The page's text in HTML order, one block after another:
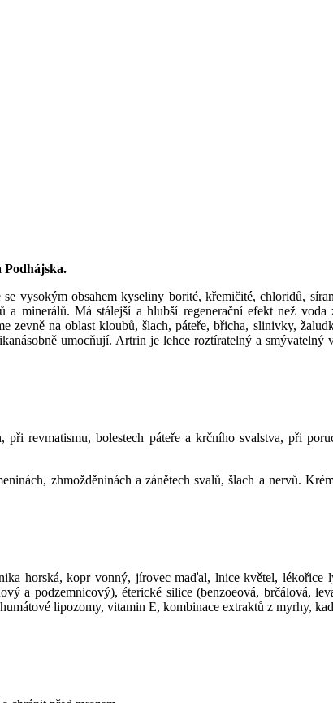
Podhájska.
vysokým obsahem kyseliny borité, křemičité, chloridů,
minerálů. Má stálejší a hlubší regenerační efekt než
na oblast kloubů, šlach, páteře, břicha, slinivky,
umocňují. Artrin je lehce roztíratelný a smývatelný
revmatismu, bolestech páteře a krčního svalstva, při
zhmožděninách a zánětech svalů, šlach a nervů.
horská, kopr vonný, jírovec maďal, lnice květel, lékořice
a podzemnicový), éterické silice (benzoeová, brčálová,
lipozomy, vitamin E, kombinace extraktů z myrhy,